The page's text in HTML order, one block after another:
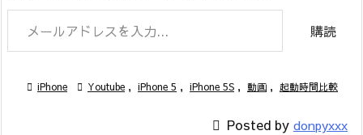
メールアドレスを入力...
購読
 iPhone  Youtube , iPhone 5 , iPhone 5S , 動画 , 起動時間比較
 Posted by donpyxxx